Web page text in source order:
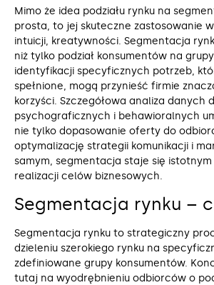
Mimo że idea podziału rynku na
prosta, to jej skuteczne zastosowanie
intuicji, kreatywności. Segmentacja
niż tylko podział konsumentów na
identyfikacji specyficznych potrzeb,
spełnione, mogą przynieść firmie
korzyści. Szczegółowa analiza danych
psychograficznych i behawioralnych
nie tylko dopasowanie oferty do
optymalizację strategii komunikacji i
samym, segmentacja staje się
realizacji celów biznesowych.
Segmentacja rynku –
Segmentacja rynku to strategiczny
dzieleniu szerokiego rynku na
zdefiniowane grupy konsumentów.
tutaj na wyodrębnieniu odbiorców o